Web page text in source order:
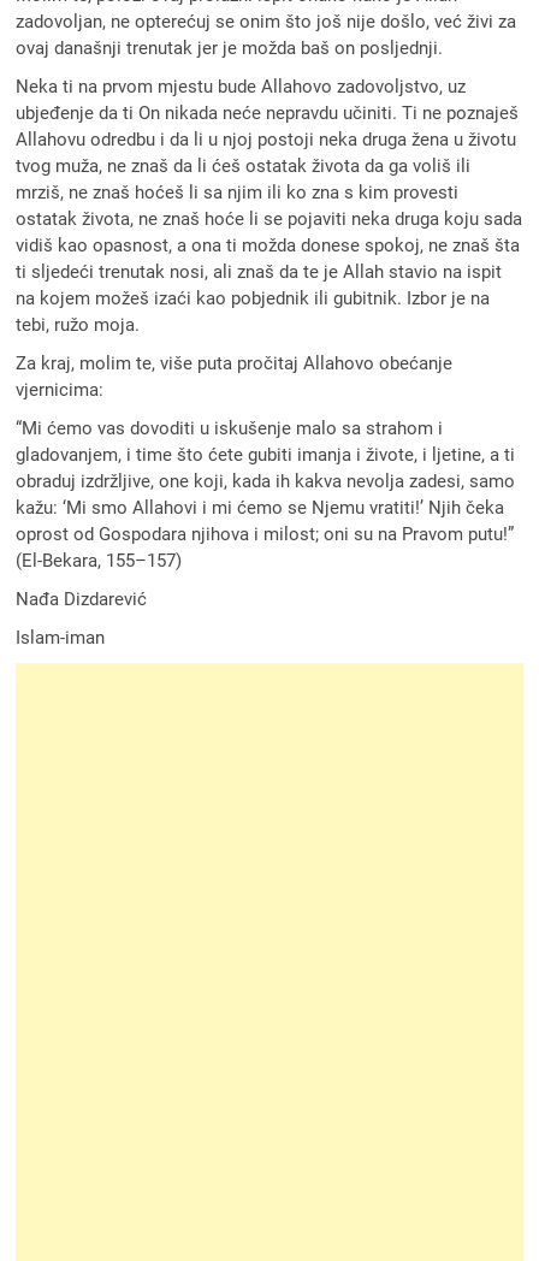
zadovoljan, ne opterećuj se onim što još nije došlo, već živi za
ovaj današnji trenutak jer je možda baš on posljednji.
Neka ti na prvom mjestu bude Allahovo zadovoljstvo, uz
ubjeđenje da ti On nikada neće nepravdu učiniti. Ti ne poznaješ
Allahovu odredbu i da li u njoj postoji neka druga žena u životu
tvog muža, ne znaš da li ćeš ostatak života da ga voliš ili
mrziš, ne znaš hoćeš li sa njim ili ko zna s kim provesti
ostatak života, ne znaš hoće li se pojaviti neka druga koju sada
vidiš kao opasnost, a ona ti možda donese spokoj, ne znaš šta
ti sljedeći trenutak nosi, ali znaš da te je Allah stavio na ispit
na kojem možeš izaći kao pobjednik ili gubitnik. Izbor je na
tebi, ružo moja.
Za kraj, molim te, više puta pročitaj Allahovo obećanje
vjernicima:
“Mi ćemo vas dovoditi u iskušenje malo sa strahom i
gladovanjem, i time što ćete gubiti imanja i ž‍ivote, i ljetine, a ti
obraduj izdr‍žljive, one koji, kada ih kakva nevolja zadesi, samo
ka‍žu: ‘Mi smo Allahovi i mi ćemo se Njemu vratiti!’ Njih čeka
oprost od Gospodara njihova i milost; oni su na Pravom putu!”
(El-Bekara, 155–157)
Nađa Dizdarević
Islam-iman